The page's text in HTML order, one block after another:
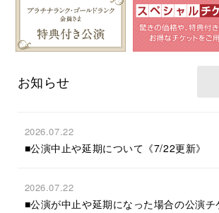
お知らせ
2026.07.22
■公演中止や延期について《7/22更新》
2026.07.22